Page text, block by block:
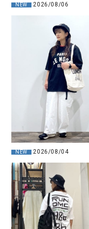
NEW 2026/08/06
NEW 2026/08/04